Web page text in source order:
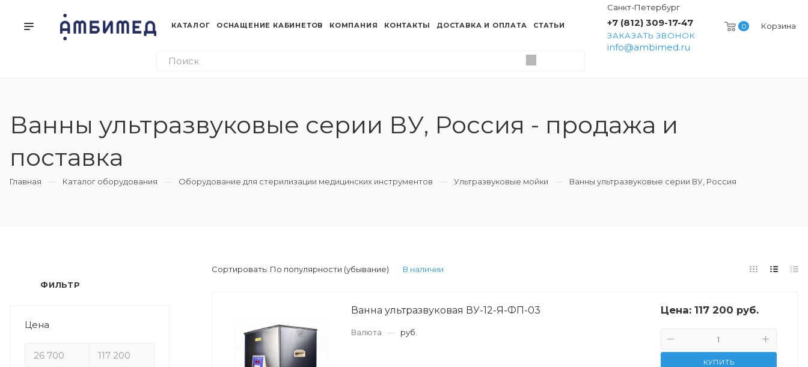
0 Корзина
Санкт-Петербург
+7 (812) 309-17-47
ЗАКАЗАТЬ ЗВОНОК
info@ambimed.ru
КАТАЛОГ ОСНАЩЕНИЕ КАБИНЕТОВ КОМПАНИЯ КОНТАКТЫ ДОСТАВКА И ОПЛАТА СТАТЬИ
Ванны ультразвуковые серии ВУ, Россия - продажа и
поставка
Главная Каталог оборудования Оборудование для стерилизации медицинских инструментов Ультразвуковые мойки Ванны ультразвуковые серии ВУ, Россия
ФИЛЬТР
Цена
Сортировать: По популярности (убывание) В наличии
Ванна ультразвуковая ВУ-12-Я-ФП-03
Валюта — руб.
Цена: 117 200 руб.
КУПИТЬ